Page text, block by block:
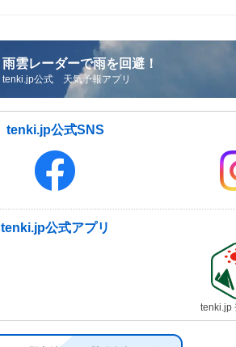
雨雲レーダーで雨を回避！
tenki.jp公式 天気予報アプリ
tenki.jp公式SNS
tenki.jp公式アプリ
tenki.jp